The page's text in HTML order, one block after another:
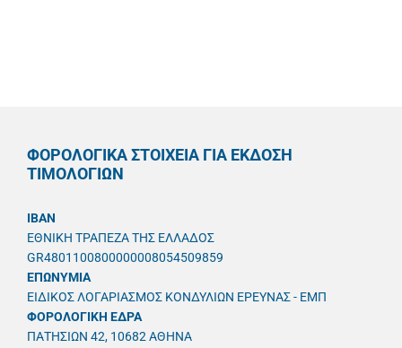
ΦΟΡΟΛΟΓΙΚΑ ΣΤΟΙΧΕΙΑ ΓΙΑ ΕΚΔΟΣΗ
ΤΙΜΟΛΟΓΙΩΝ
IBAN
ΕΘΝΙΚΗ ΤΡΑΠΕΖΑ ΤΗΣ ΕΛΛΑΔΟΣ
GR4801100800000008054509859
ΕΠΩΝΥΜΙΑ
ΕΙΔΙΚΟΣ ΛΟΓΑΡΙΑΣΜΟΣ ΚΟΝΔΥΛΙΩΝ ΕΡΕΥΝΑΣ - ΕΜΠ
ΦΟΡΟΛΟΓΙΚΗ ΕΔΡΑ
ΠΑΤΗΣΙΩΝ 42, 10682 ΑΘΗΝΑ